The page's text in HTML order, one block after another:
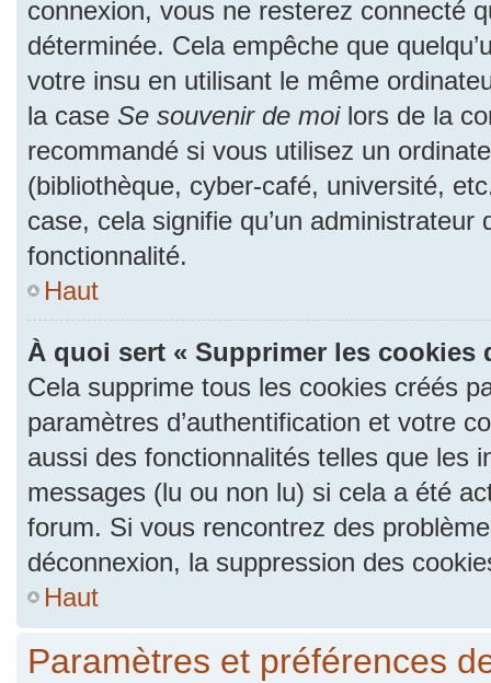
connexion, vous ne resterez connecté
déterminée. Cela empêche que
votre insu en utilisant le même
la case Se souvenir de moilors de la
recommandé si vous utilisez un
(bibliothèque, cyber-café, université,
case, cela signifie qu’un
fonctionnalité.
Haut
À quoi sert « Supprimer les cookies
Cela supprime tous les cookies créés
paramètres d’authentification et votre
aussi des fonctionnalités telles que les
messages (lu ou non lu) si cela a été
forum. Si vous rencontrez des
déconnexion, la suppression des
Haut
Paramètres et préférences